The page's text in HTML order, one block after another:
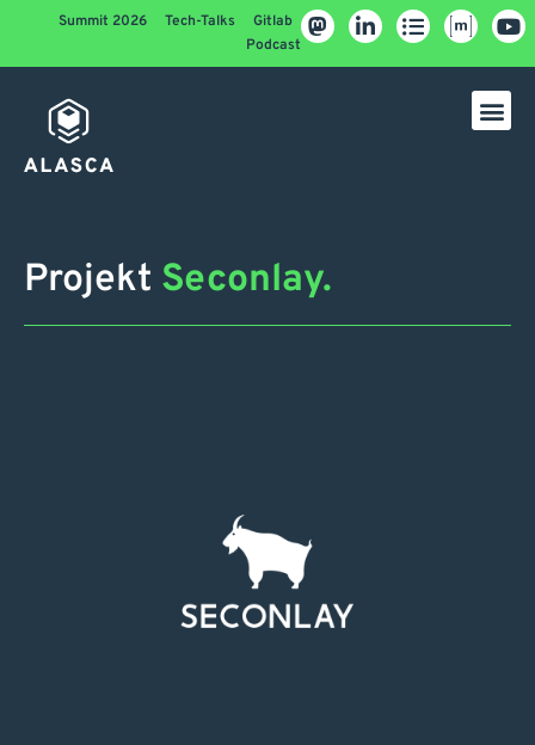
Summit 2026 Tech-Talks
Gitlab
Podcast
Projekt Seconlay.